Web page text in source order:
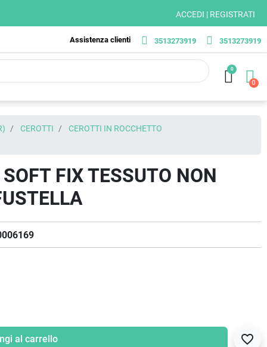
ACCEDI | REGISTRATI
Assistenza clienti 3513273919 3513273919
0
CEROTTI
CEROTTI IN ROCCHETTO
FIX TESSUTO NON
al carrello favorite_border